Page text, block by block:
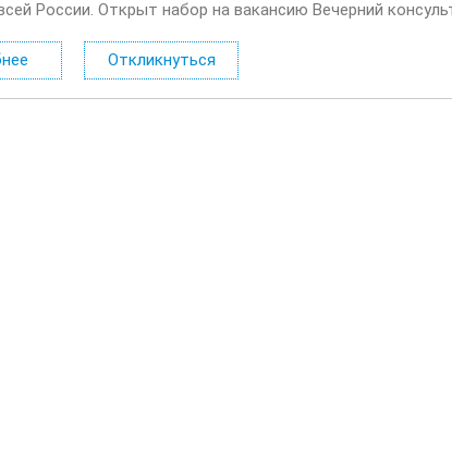
России. Открыт набор на вакансию Вечерний
Откликнуться